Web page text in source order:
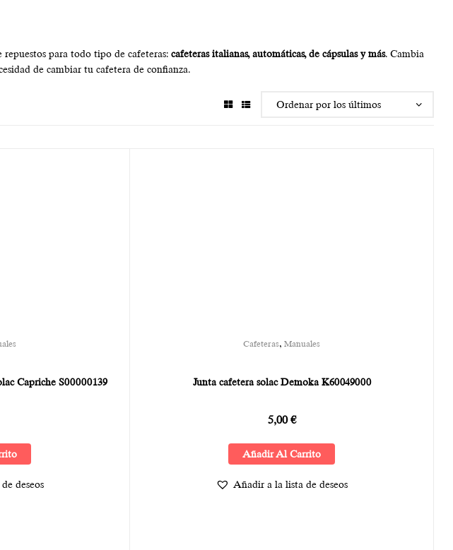
para todo tipo de cafeteras: cafeteras italianas, automáticas, de cápsulas y más. Cambia
de cambiar tu cafetera de confianza.
Capriche S00000139
deseos
Cafeteras, Manuales
Junta cafetera solac Demoka K60049000
5,00€
Añadir Al Carrito
Añadir a la lista de deseos